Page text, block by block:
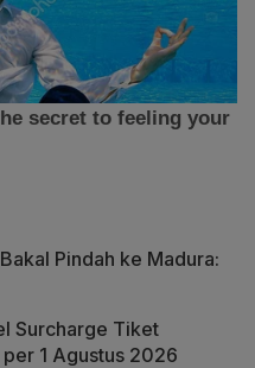
Pindah ke Madura:
Surcharge Tiket
1 Agustus 2026